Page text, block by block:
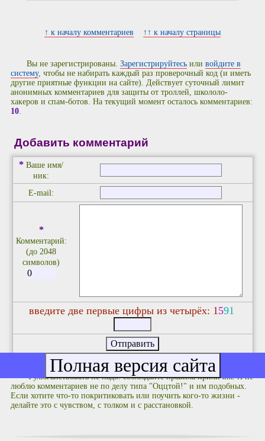
↑ к началу комментариев ↑↑ к началу страницы
Вы не зарегистрированы.Зарегистрируйтесь иливойдите в
систему, чтобы не набирать каждый раз проверочный код (и иметь
другие приятные функции на сайте). Действует суточный лимит
анонимных комментариев для защиты от троллей, школоло-
хакеров и спам-ботов. На текущий момент осталось комментариев:
10
Добавить комментарий
* Ваше имя/
ник:
E-mail:
*
Комментарий:
(до 2048
символов)
введите две первые цифры из четырёх: 1 591
Фулюганствовать не надо: соблюдайте правила приличия. Я не
люблю комментариев не по делу типа "Оццтой!" и им подобных.
Если хотите что-то покритиковать или поучить кого-то жизни -
делайте это с чувством, с толком и с расстановкой.